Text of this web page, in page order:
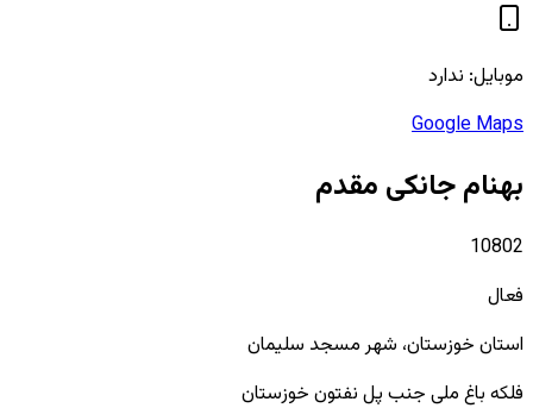
موبایل: ندارد
Google Maps
بهنام جانکی مقدم
10802
فعال
استان خوزستان، شهرمسجد سلیمان
فلکه باغ ملی جنب پل نفتون خوزستان